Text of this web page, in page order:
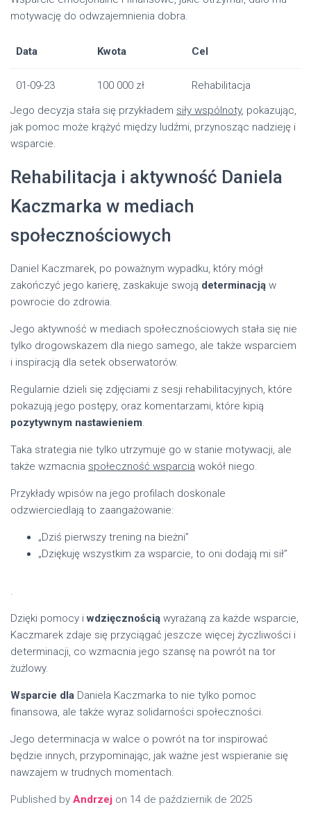
motywację do odwzajemnienia dobra.
Data Kwota Cel
01-09-23 100 000 zł
Rehabilitacja
Jego decyzja stała się przykładem siły wspólnoty, pokazując,
jak pomoc może krążyć między ludźmi, przynosząc nadzieję i
wsparcie.
Rehabilitacja i aktywność Daniela
Kaczmarka w mediach
społecznościowych
Daniel Kaczmarek, po poważnym wypadku, który mógł
zakończyć jego karierę, zaskakuje swoją determinacją w
powrocie do zdrowia.
Jego aktywność w mediach społecznościowych stała się nie
tylko drogowskazem dla niego samego, ale także wsparciem
i inspiracją dla setek obserwatorów.
Regularnie dzieli się zdjęciami z sesji rehabilitacyjnych, które
pokazują jego postępy, oraz komentarzami, które kipią
pozytywnym nastawieniem.
Taka strategia nie tylko utrzymuje go w stanie motywacji, ale
także wzmacnia społeczność wsparcia wokół niego.
Przykłady wpisów na jego profilach doskonale
odzwierciedlają to zaangażowanie:
„Dziś pierwszy trening na bieżni”
„Dziękuję wszystkim za wsparcie, to oni dodają mi sił”
.
Dzięki pomocy iwdzięcznością wyrażaną za każde wsparcie,
Kaczmarek zdaje się przyciągać jeszcze więcej życzliwości i
determinacji, co wzmacnia jego szansę na powrót na tor
żużlowy.
Wsparcie dla Daniela Kaczmarka to nie tylko pomoc
finansowa, ale także wyraz solidarności społeczności.
Jego determinacja w walce o powrót na tor inspirować
będzie innych, przypominając, jak ważne jest wspieranie się
nawzajem w trudnych momentach.
Published by Andrzej on 14 de październik de 2025